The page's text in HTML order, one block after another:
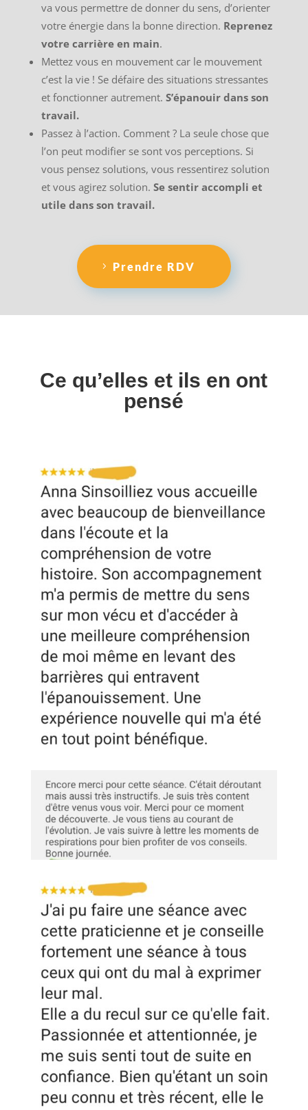
va vous permettre de donner du sens, d’orienter
votre énergie dans la bonne direction. Reprenez
votre carrière en main.
Mettez vous en mouvement car le mouvement
c’est la vie ! Se défaire des situations stressantes
et fonctionner autrement. S’épanouir dans son
travail.
Passez à l’action. Comment ? La seule chose que
l’on peut modifier se sont vos perceptions. Si
vous pensez solutions, vous ressentirez solution
et vous agirez solution. Se sentir accompli et
utile dans son travail.
Prendre RDV
Ce qu’elles et ils en ont
pensé